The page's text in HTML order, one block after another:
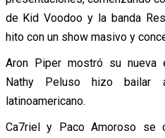
de Kid Voodoo y la banda
hito con un show masivo y
Aron Piper mostró su nueva
Nathy Peluso hizo
latinoamericano.
Ca7riel y Paco Amoroso se